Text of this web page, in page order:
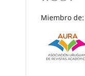
Miembro de: